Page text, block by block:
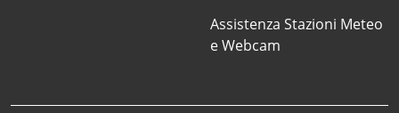
Assistenza Stazioni Meteo
e Webcam